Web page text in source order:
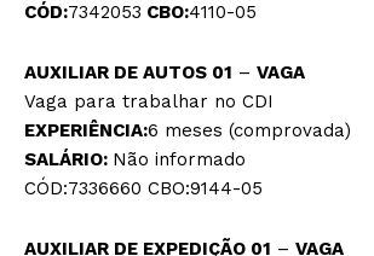
CÓD:7342053 CBO:4110-05
AUXILIAR DE AUTOS 01 – VAGA
Vaga para trabalhar no CDI
EXPERIÊNCIA:6 meses (comprovada)
SALÁRIO: Não informado
CÓD:7336660 CBO:9144-05
AUXILIAR DE EXPEDIÇÃO 01 – VAGA